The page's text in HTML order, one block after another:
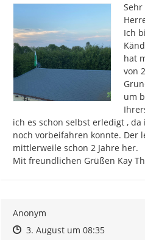
Ich
hat
von
um
ich es schon selbst erledigt ,
noch vorbeifahren konnte. Der
mittlerweile schon 2 Jahre her.
Mit freundlichen Grüßen Kay
Anonym
Zeitpunkt des Erstellens
Zeitpunkt des Erstellens
3. August um 08:35Zur